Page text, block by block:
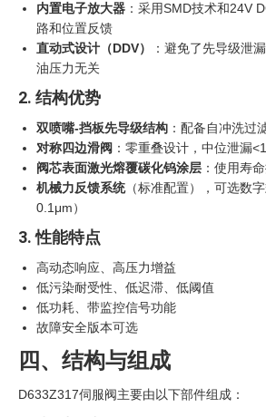
内置电子放大器 ：采用SMD技术和24V
路和位置反馈
直动式设计（DDV）
：避免了先导级泄
油压力无关
2. 结构优势
双喷嘴-挡板先导级结构 ：配备自冲洗过
对称四边滑阀 ：零重叠设计，中位泄漏
阀芯表面激光熔覆碳化钨涂层 ：使用寿
机械力反馈系统（标准配置），可选数
0.1μm）
3. 性能特点
高动态响应、高压力增益
低污染耐受性、低迟滞、低阈值
低功耗、带监控信号功能
故障安全版本可选
四、结构与组成
D633Z317伺服阀主要由以下部件组成：